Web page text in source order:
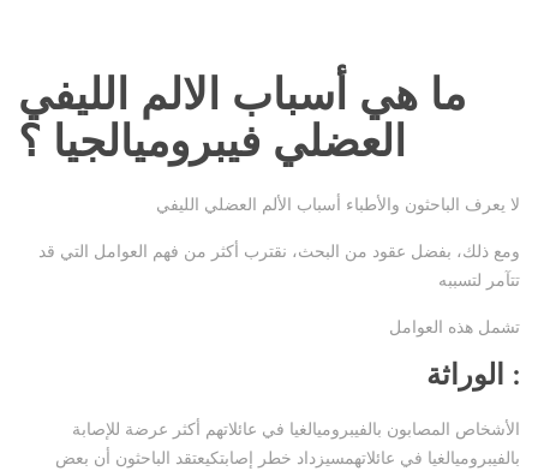
ما هي أسباب الالم الليفي
العضلي فيبروميالجيا ؟
لا يعرف الباحثون والأطباء أسباب الألم العضلي الليفي
ومع ذلك، بفضل عقود من البحث، نقترب أكثر من فهم العوامل التي قد
تتآمر لتسببه
تشمل هذه العوامل
الوراثة :
الأشخاص المصابون بالفيبروميالغيا في عائلاتهم أكثر عرضة للإصابة
بالفيبروميالغيا في عائلاتهمسيزداد خطر إصابتكيعتقد الباحثون أن بعض